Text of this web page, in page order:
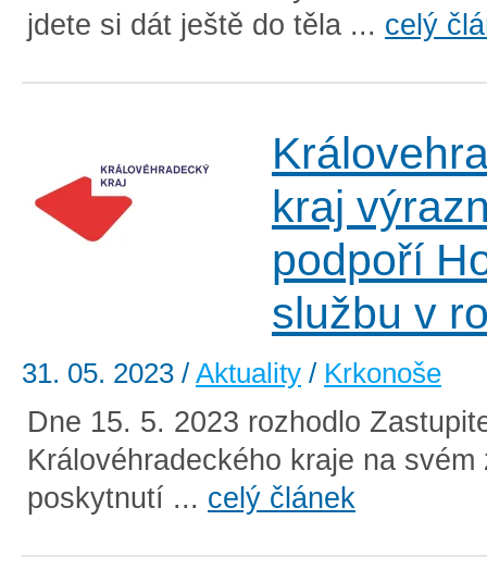
jdete si dát ještě do těla ... celý
kraj
podpoří
službu v
31. 05. 2023 / Aktuality / Krkonoše
Dne 15. 5. 2023 rozhodlo
Královéhradeckého kraje na
poskytnutí ... celý článek